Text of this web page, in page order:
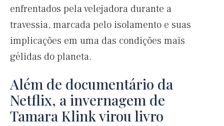
enfrentados pela velejadora durante a
travessia, marcada pelo isolamento e suas
implicações em uma das condições mais
gélidas do planeta.
Além de documentário da
Netflix, a invernagem de
Tamara Klink virou livro